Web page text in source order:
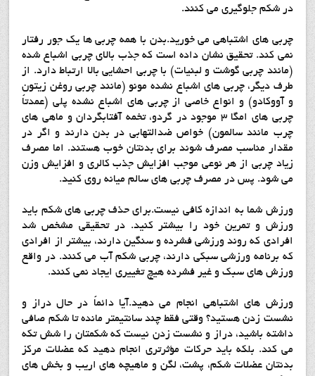
در شکم جلوگیری می کنند.
چربی های اشتباهی می خورید.بدن با همه چربی ها یک جور رفتار
نمی کند. تحقیق نشان داده است که جذب بالای چربی اشباع شده
(مانند چربی گوشت و لبنیات) با چربی احشایی بالا ارتباط دارد. از
طرف دیگر، چربی های اشباع نشده مونو (مانند چربی روغن زیتون
و آووکادو) و انواع خاصی از چربی های اشباع نشده پلی (عمدتاً
چربی های امگا ۳ موجود در گردو، تخمه آفتابگردان و ماهی های
چرب مانند سالمون) خواص ضدالتهابی در بدن دارند و اگر در
مقدار مناسب مصرف شوند برای بدنتان خوب هستند. اما مصرف
زیاد چربی از هر نوعی موجب افزایش جذب کالری و افزایش وزن
می شود. پس در مصرف چربی های سالم میانه روی کنید.
ورزش شما به اندازه کافی نیست.برای حذف چربی های شکم باید
ورزش و تمرین خود را بیشتر کنید. در تحقیقی مشخص شد
افرادی که روند ورزشی فشرده و سنگین دارند، بیشتر از افرادی
که برنامه ورزشی سبکی دارند، چربی شکم آب می کنند. در واقع
ورزش های سبک و غیر فشرده هیچ تغییری ایجاد نمی کنند.
ورزش های اشتباهی انجام می دهید.آیا دائماً در حال دراز و
نشست زدن هستید؟ وقتی فقط چند سانتیمتر مانده تا شکم صافی
داشته باشید، دراز و نشست زدن نیست که شکمتان را شش تکه
می کند. بلکه باید حرکات مؤثرتری انجام دهید که عضلات مرکز
بدنتان عضلات شکم، پشت، لگن و ماهیچه های اریب و بخش های